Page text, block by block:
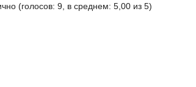
(голосов: 9, в среднем: 5,00 из 5)